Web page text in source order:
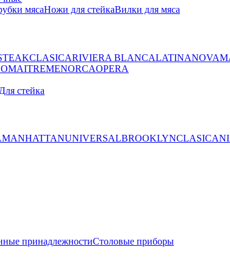
мясаНожи для стейкаВилки для мяса
CLASICARIVIERA BLANCALATINANOVA
MAITREMENORCAOPERA
Для стейка
MANHATTANUNIVERSALBROOKLYNCLASICA
принадлежностиСтоловые приборы